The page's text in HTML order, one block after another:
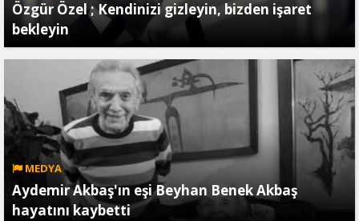
Özgür Özel ; Kendinizi gizleyin, bizden işaret
bekleyin
MEDYA
Aydemir Akbaş'ın eşi Beyhan Benek Akbaş
hayatını kaybetti